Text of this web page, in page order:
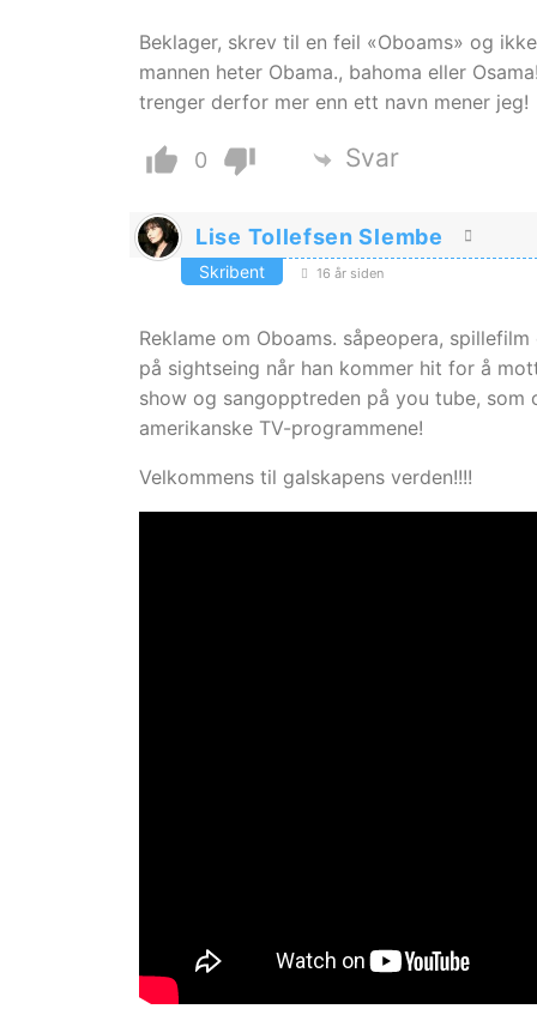
Beklager, skrev til en feil «Oboams» og
mannen heter Obama., bahoma eller
trenger derfor mer enn ett navn mener jeg!
0 Svar
Lise Tollefsen Slembe
Skribent 16 år siden
Reklame om Oboams. såpeopera,
på sightseing når han kommer hit for å
show og sangopptreden på you tube,
amerikanske TV-programmene!
Velkommens til galskapens verden!!!!